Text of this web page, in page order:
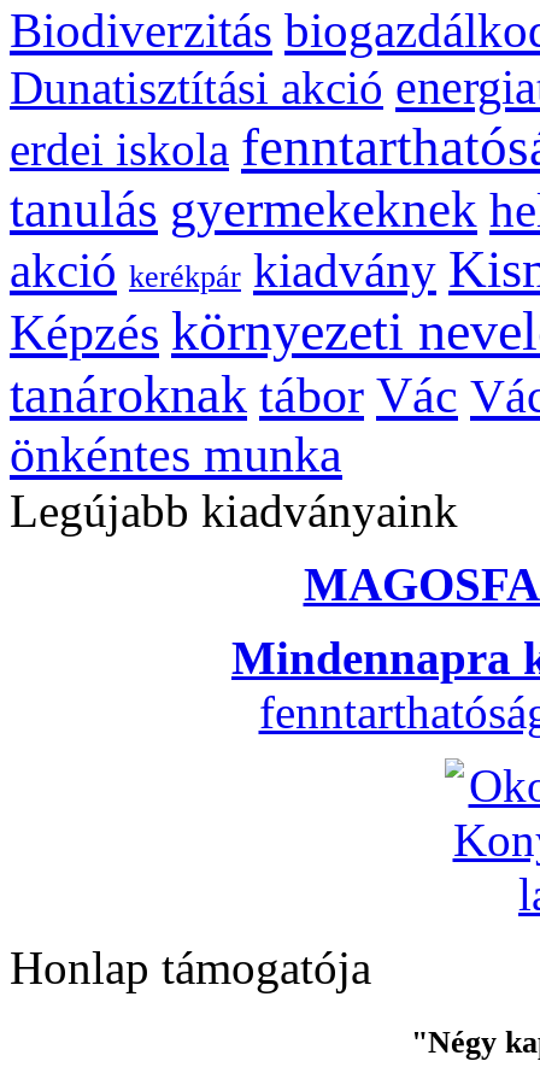
Biodiverzitás
Dunatisztítási akció
erdei iskola
tanulás gyermekeknek
akció kerékpár kiadvány
Képzés környezeti
tanároknak tábor Vác
önkéntes munka
Legújabb kiadványaink
Mindennapra
Honlap támogatója
"Négy